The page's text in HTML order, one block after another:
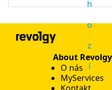
h
o
z
í
About Revolgy
O nás
MyServices